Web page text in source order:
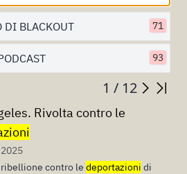
DI BLACKOUT 71
93
1 / 12
Rivolta contro le
contro le deportazioni di